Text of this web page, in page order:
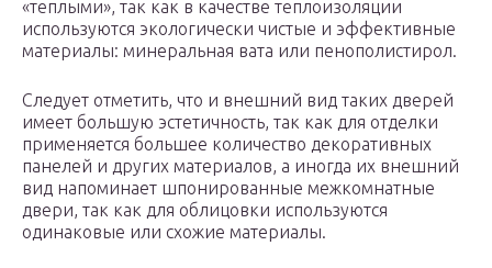
«теплыми», так как в качестве теплоизоляции
используются экологически чистые и эффективные
материалы: минеральная вата или пенополистирол.
Следует отметить, что и внешний вид таких дверей
имеет большую эстетичность, так как для отделки
применяется большее количество декоративных
панелей и других материалов, а иногда их внешний
вид напоминает шпонированные межкомнатные
двери, так как для облицовки используются
одинаковые или схожие материалы.